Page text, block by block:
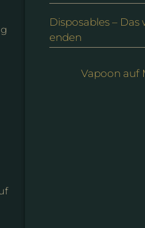
Disposables –
enden
Vapoon auf